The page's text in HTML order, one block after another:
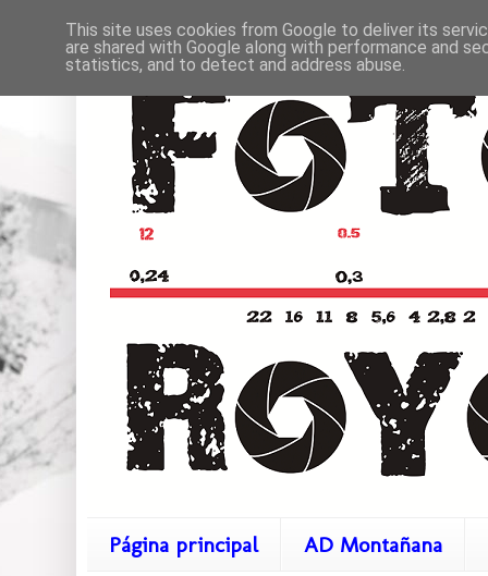
Página principal AD Montañana
This site uses cookies from Google to deliver its
are shared with Google along with performance and
statistics, and to detect and address abuse.